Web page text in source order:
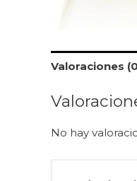
Valoraciones
No hay